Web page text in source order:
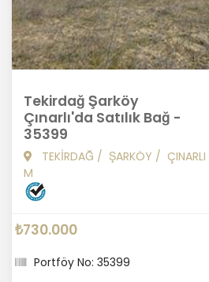
Tekirdağ Şarköy
Çınarlı'da Satılık Bağ -
35399
TEKİRDAĞ / ŞARKÖY / ÇINARLI
M
₺730.000
Portföy No: 35399